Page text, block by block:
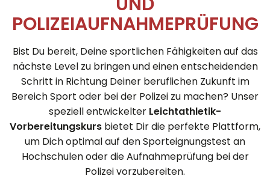
POLIZEIAUFNAHMEPRÜFUNG
Bist Du bereit, Deine sportlichen Fähigkeiten auf das
nächste Level zu bringen und einen entscheidenden
Schritt in Richtung Deiner beruflichen Zukunft im
Bereich Sport oder bei der Polizei zu machen? Unser
speziell entwickelter Leichtathletik-
Vorbereitungskurs bietet Dir die perfekte Plattform,
um Dich optimal auf den Sporteignungstest an
Hochschulen oder die Aufnahmeprüfung bei der
Polizei vorzubereiten.